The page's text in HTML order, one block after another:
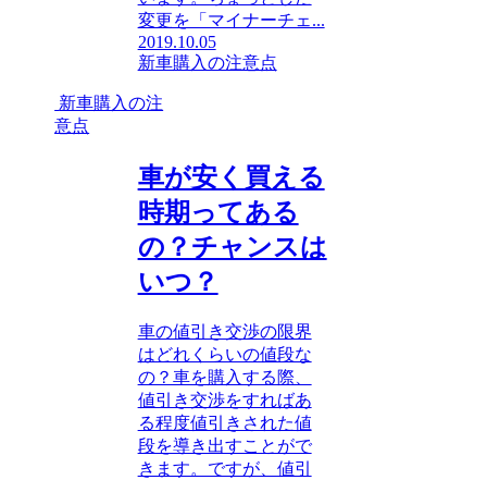
変更を「マイナーチェ...
2019.10.05
新車購入の注意点
新車購入の注
意点
車が安く買える
時期ってある
の？チャンスは
いつ？
車の値引き交渉の限界
はどれくらいの値段な
の？車を購入する際、
値引き交渉をすればあ
る程度値引きされた値
段を導き出すことがで
きます。ですが、値引